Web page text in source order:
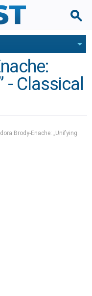
- Classical
Brody-Enache: „Unifying